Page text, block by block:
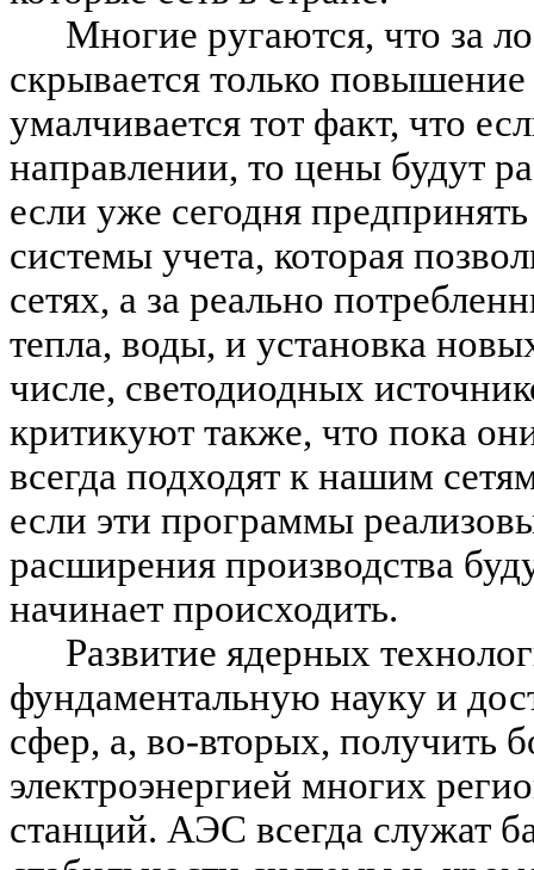
Многие ругаются, что за
скрывается только
умалчивается тот факт, что
направлении, то цены будут
если уже сегодня
системы учета, которая
сетях, а за реально
тепла, воды, и установка
числе, светодиодных
критикуют также, что пока
всегда подходят к нашим
если эти программы
расширения производства
начинает происходить.
Развитие ядерных
фундаментальную науку и
сфер, а, во-вторых, получить
электроэнергией многих
станций. АЭС всегда служат